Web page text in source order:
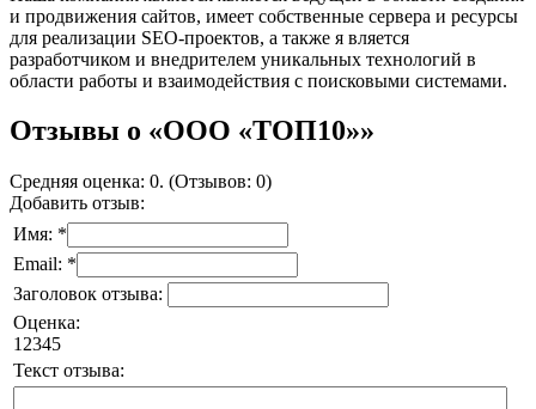
и продвижения сайтов, имеет собственные сервера и ресурсы
для реализации SEO-проектов, а также я вляется
разработчиком и внедрителем уникальных технологий в
области работы и взаимодействия с поисковыми системами.
Отзывы о «ООО «ТОП10»»
Средняя оценка: 0. (Отзывов: 0)
Добавить отзыв:
Имя: *
Email: *
Заголовок отзыва:
Оценка:
1 2345
Текст отзыва: